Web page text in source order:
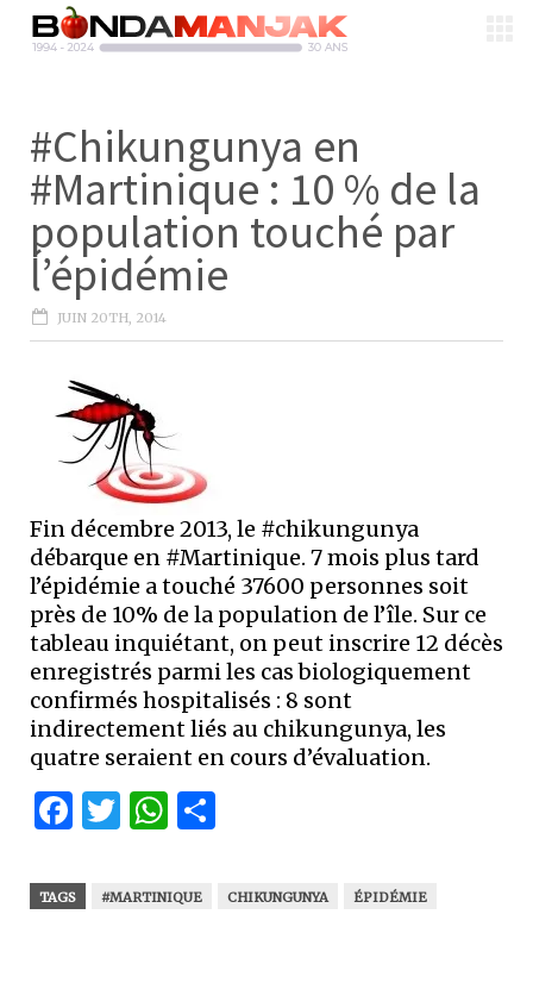
#Chikungunya en
#Martinique : 10 % de la
population touché par
ĺ’épidémie
JUIN 20TH, 2014
Fin décembre 2013, le #chikungunya
débarque en #Martinique. 7 mois plus tard
l’épidémie a touché 37600 personnes soit
près de 10% de la population de l’île. Sur ce
tableau inquiétant, on peut inscrire 12 décès
enregistrés parmi les cas biologiquement
confirmés hospitalisés : 8 sont
indirectement liés au chikungunya, les
quatre seraient en cours d’évaluation.
Facebook
Twitter
WhatsApp
TAGS #MARTINIQUE CHIKUNGUNYA ÉPIDÉMIE